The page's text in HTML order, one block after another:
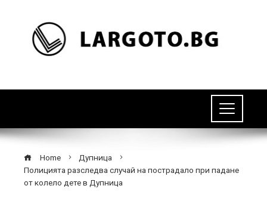
Home
Дупница
Полицията разследва случай на пострадало при падане
от колело дете в Дупница